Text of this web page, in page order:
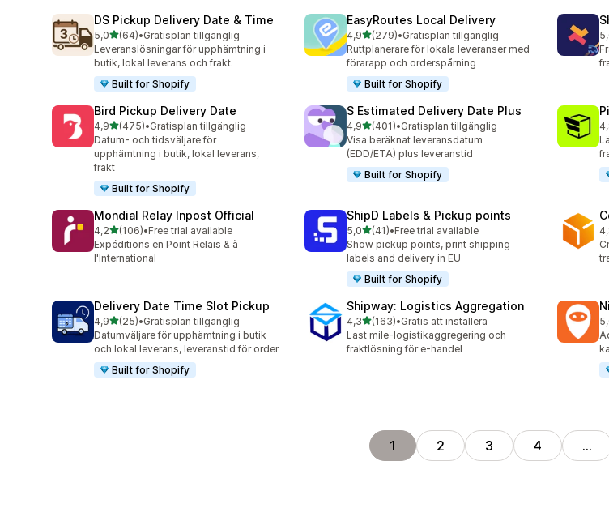
DS Pickup Delivery Date & Time
5,0av 5 stjärnor
(64)
64 recensioner totalt
•Gratisplan tillgänglig
Leveranslösningar för upphämtning i
butik, lokal leverans och frakt.
Built for Shopify
EasyRoutes Local Delivery
4,9av 5 stjärnor
(279)
279 recensioner totalt
•Gratisplan tillgänglig
Ruttplanerare för lokala leveranser med
förarapp och orderspårning
Built for Shopify
Bird Pickup Delivery Date
4,9av 5 stjärnor
(475)
475 recensioner totalt
•Gratisplan tillgänglig
Datum- och tidsväljare för
upphämtning i butik, lokal leverans,
frakt
Built for Shopify
S Estimated Delivery Date Plus
4,9av 5 stjärnor
(401)
401 recensioner totalt
•Gratisplan tillgänglig
Visa beräknat leveransdatum
(EDD/ETA) plus leveranstid
Built for Shopify
Mondial Relay Inpost Official
4,2av 5 stjärnor
(106)
106 recensioner totalt
•Free trial available
Expéditions en Point Relais & à
l'International
ShipD Labels & Pickup points
5,0av 5 stjärnor
(41)
41 recensioner totalt
•Free trial available
Show pickup points, print shipping
labels and delivery in EU
Built for Shopify
Delivery Date Time Slot Pickup
4,9av 5 stjärnor
(25)
25 recensioner totalt
•Gratisplan tillgänglig
Datumväljare för upphämtning i butik
och lokal leverans, leveranstid för order
Built for Shopify
Shipway: Logistics Aggregation
4,3av 5 stjärnor
(163)
163 recensioner totalt
•Gratis att installera
Last mile-logistikaggregering och
fraktlösning för e-handel
1 2 3 4 …